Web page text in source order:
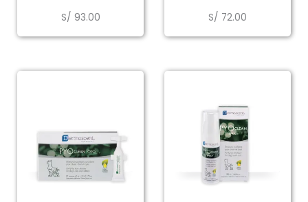
S/ 93.00 S/ 72.00